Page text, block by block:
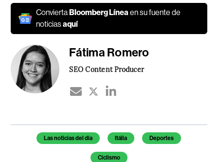
ConviertaBloomberg Líneaen su fuente de
noticiasaquí
Fátima Romero
SEO Content Producer
Temas de este artículo
Las noticias del día Itália Deportes
Ciclismo